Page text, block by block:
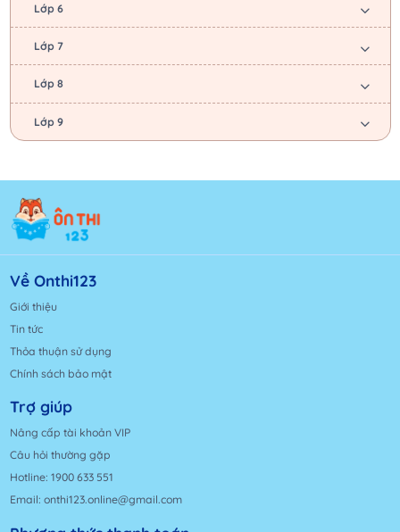
Lớp 6
Lớp 7
Lớp 8
Lớp 9
Về Onthi123
Giới thiệu
Tin tức
Thỏa thuận sử dụng
Chính sách bảo mật
Trợ giúp
Nâng cấp tài khoản VIP
Câu hỏi thường gặp
Hotline: 1900 633 551
Email: onthi123.online@gmail.com